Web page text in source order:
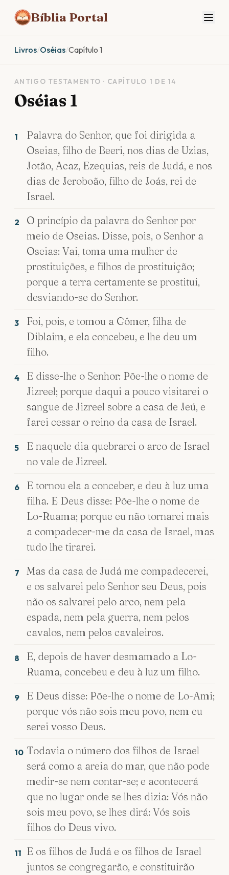
Bíblia Portal
Livros/Oséias/Capítulo 1
ANTIGO TESTAMENTO · CAPÍTULO 1 DE 14
Oséias 1
1
Palavra do Senhor, que foi dirigida a
Oseias, filho de Beeri, nos dias de Uzias,
Jotão, Acaz, Ezequias, reis de Judá, e nos
dias de Jeroboão, filho de Joás, rei de
Israel.
2
O princípio da palavra do Senhor por
meio de Oseias. Disse, pois, o Senhor a
Oseias: Vai, toma uma mulher de
prostituições, e filhos de prostituição;
porque a terra certamente se prostitui,
desviando-se do Senhor.
3
Foi, pois, e tomou a Gômer, filha de
Diblaim, e ela concebeu, e lhe deu um
filho.
4
E disse-lhe o Senhor: Põe-lhe o nome de
Jizreel; porque daqui a pouco visitarei o
sangue de Jizreel sobre a casa de Jeú, e
farei cessar o reino da casa de Israel.
5
E naquele dia quebrarei o arco de Israel
no vale de Jizreel.
6
E tornou ela a conceber, e deu à luz uma
filha. E Deus disse: Põe-lhe o nome de
Lo-Ruama; porque eu não tornarei mais
a compadecer-me da casa de Israel, mas
tudo lhe tirarei.
7
Mas da casa de Judá me compadecerei,
e os salvarei pelo Senhor seu Deus, pois
não os salvarei pelo arco, nem pela
espada, nem pela guerra, nem pelos
cavalos, nem pelos cavaleiros.
8
E, depois de haver desmamado a Lo-
Ruama, concebeu e deu à luz um filho.
9
E Deus disse: Põe-lhe o nome de Lo-Ami;
porque vós não sois meu povo, nem eu
serei vosso Deus.
10 Todavia o número dos filhos de Israel
será como a areia do mar, que não pode
medir-se nem contar-se; e acontecerá
que no lugar onde se lhes dizia: Vós não
sois meu povo, se lhes dirá: Vós sois
filhos do Deus vivo.
11 E os filhos de Judá e os filhos de Israel
juntos se congregarão, e constituirão